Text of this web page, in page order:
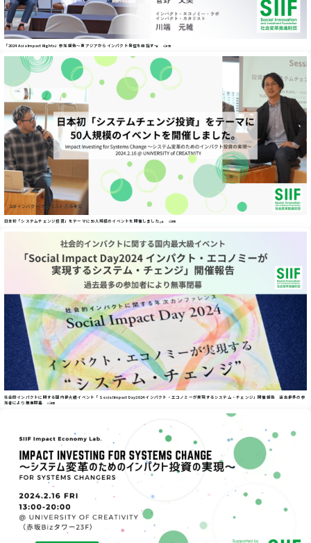
「2024 Asia Impact Nights」参加報告〜東アジアからインパクト発信を目指す〜 #記事
日本初「システムチェンジ投資」をテーマに50人規模のイベントを開催しました。 #記事
社会的インパクトに関する国内最大級イベント「Social Impact Day2024 インパクト・エコノミーが実現するシステム・チェンジ」開催報告 過去最多の参
加者により無事閉幕
#記事